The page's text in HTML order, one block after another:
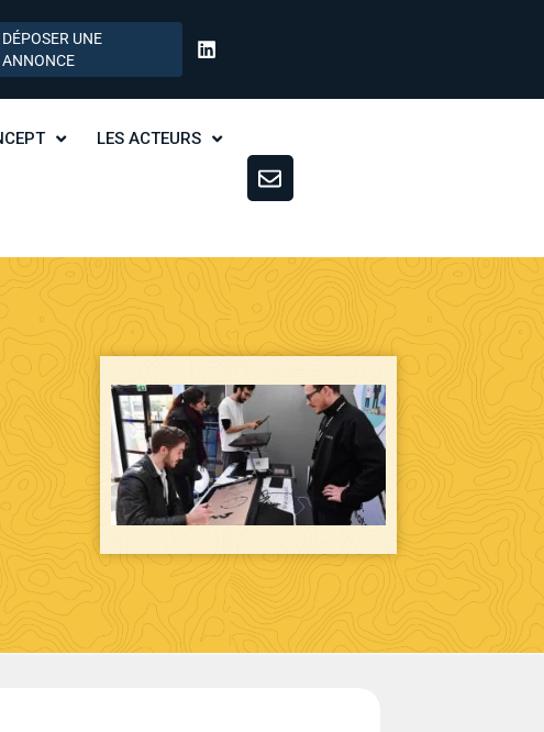
DÉPOSER UNE
ANNONCE
LES ACTEURS